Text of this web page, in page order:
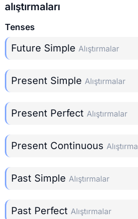
alıştırmaları
Tenses
Future Simple Alıştırmalar
Present Simple Alıştırmalar
Present Perfect Alıştırmalar
Present Continuous
Past Simple Alıştırmalar
Past Perfect Alıştırmalar